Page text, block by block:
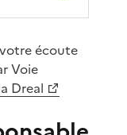
votre écoute
Voie
Dreal